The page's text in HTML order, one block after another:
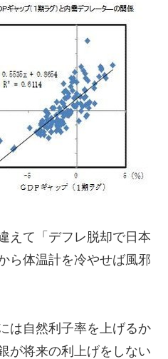
えて「デフレ脱却で日本
ら体温計を冷やせば風邪
は自然利子率を上げるか
が将来の利上げをしない